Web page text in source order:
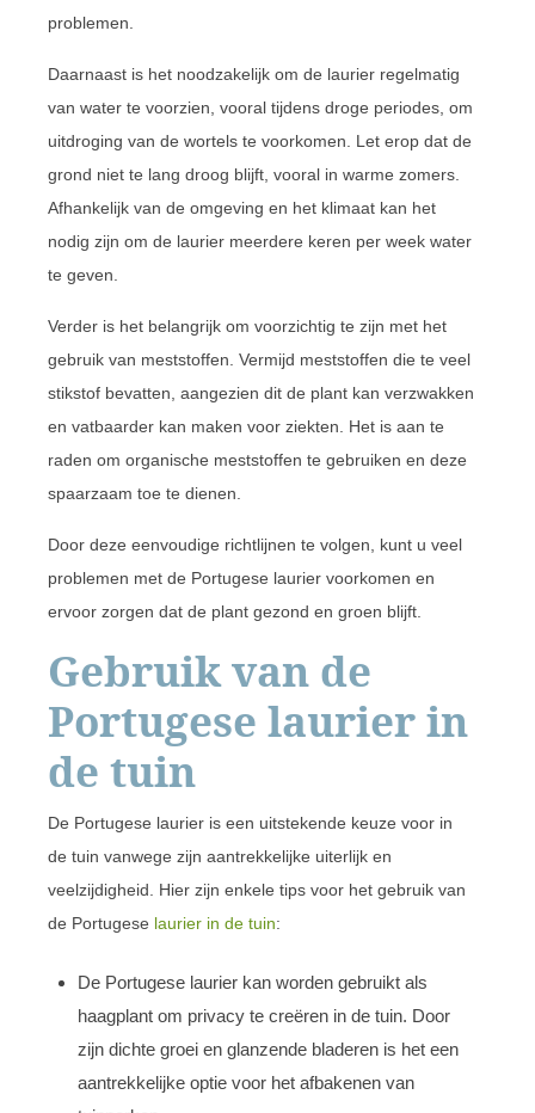
problemen.
Daarnaast is het noodzakelijk om de laurier regelmatig
van water te voorzien, vooral tijdens droge periodes, om
uitdroging van de wortels te voorkomen. Let erop dat de
grond niet te lang droog blijft, vooral in warme zomers.
Afhankelijk van de omgeving en het klimaat kan het
nodig zijn om de laurier meerdere keren per week water
te geven.
Verder is het belangrijk om voorzichtig te zijn met het
gebruik van meststoffen. Vermijd meststoffen die te veel
stikstof bevatten, aangezien dit de plant kan verzwakken
en vatbaarder kan maken voor ziekten. Het is aan te
raden om organische meststoffen te gebruiken en deze
spaarzaam toe te dienen.
Door deze eenvoudige richtlijnen te volgen, kunt u veel
problemen met de Portugese laurier voorkomen en
ervoor zorgen dat de plant gezond en groen blijft.
Gebruik van de
Portugese laurier in
de tuin
De Portugese laurier is een uitstekende keuze voor in
de tuin vanwege zijn aantrekkelijke uiterlijk en
veelzijdigheid. Hier zijn enkele tips voor het gebruik van
de Portugese laurier in de tuin:
De Portugese laurier kan worden gebruikt als
haagplant om privacy te creëren in de tuin. Door
zijn dichte groei en glanzende bladeren is het een
aantrekkelijke optie voor het afbakenen van